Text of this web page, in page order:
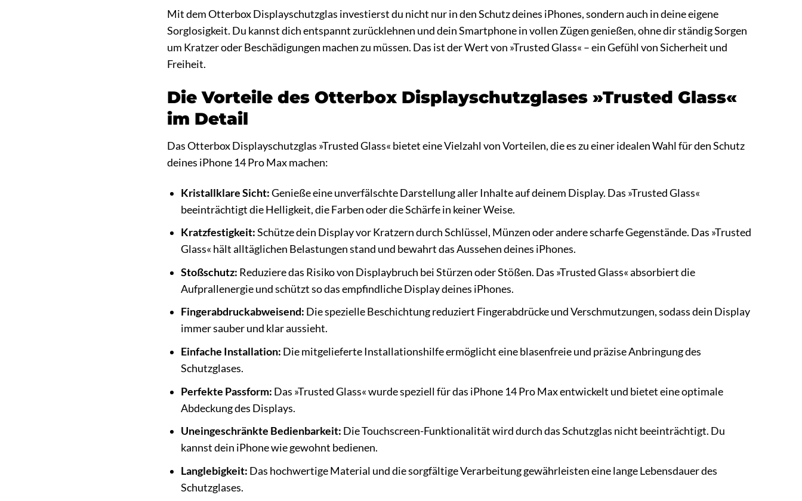
Mit dem Otterbox Displayschutzglas investierst du nicht nur in den Schutz deines iPhones, sondern auch in deine eigene
Sorglosigkeit. Du kannst dich entspannt zurücklehnen und dein Smartphone in vollen Zügen genießen, ohne dir ständig Sorgen
um Kratzer oder Beschädigungen machen zu müssen. Das ist der Wert von »Trusted Glass« – ein Gefühl von Sicherheit und
Freiheit.
Die Vorteile des Otterbox Displayschutzglases »Trusted Glass«
im Detail
Das Otterbox Displayschutzglas »Trusted Glass« bietet eine Vielzahl von Vorteilen, die es zu einer idealen Wahl für den Schutz
deines iPhone 14 Pro Max machen:
Kristallklare Sicht:Genieße eine unverfälschte Darstellung aller Inhalte auf deinem Display. Das »Trusted Glass«
beeinträchtigt die Helligkeit, die Farben oder die Schärfe in keiner Weise.
Kratzfestigkeit:Schütze dein Display vor Kratzern durch Schlüssel, Münzen oder andere scharfe Gegenstände. Das »Trusted
Glass« hält alltäglichen Belastungen stand und bewahrt das Aussehen deines iPhones.
Stoßschutz: Reduziere das Risiko von Displaybruch bei Stürzen oder Stößen. Das »Trusted Glass« absorbiert die
Aufprallenergie und schützt so das empfindliche Display deines iPhones.
Fingerabdruckabweisend: Die spezielle Beschichtung reduziert Fingerabdrücke und Verschmutzungen, sodass dein Display
immer sauber und klar aussieht.
Einfache Installation: Die mitgelieferte Installationshilfe ermöglicht eine blasenfreie und präzise Anbringung des
Schutzglases.
Perfekte Passform: Das »Trusted Glass« wurde speziell für das iPhone 14 Pro Max entwickelt und bietet eine optimale
Abdeckung des Displays.
Uneingeschränkte Bedienbarkeit: Die Touchscreen-Funktionalität wird durch das Schutzglas nicht beeinträchtigt. Du
kannst dein iPhone wie gewohnt bedienen.
Langlebigkeit: Das hochwertige Material und die sorgfältige Verarbeitung gewährleisten eine lange Lebensdauer des
Schutzglases.